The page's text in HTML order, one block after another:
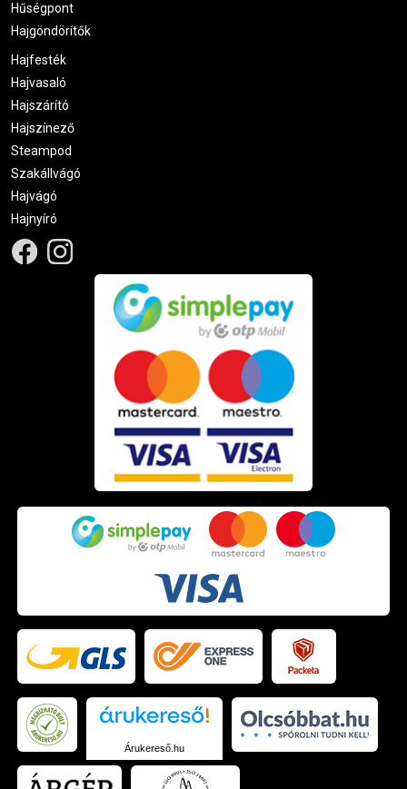
Hűségpont
Hajgöndörítők
Hajfesték
Hajvasaló
Hajszárító
Hajszínező
Steampod
Szakállvágó
Hajvágó
Hajnyíró
Árukereső.hu